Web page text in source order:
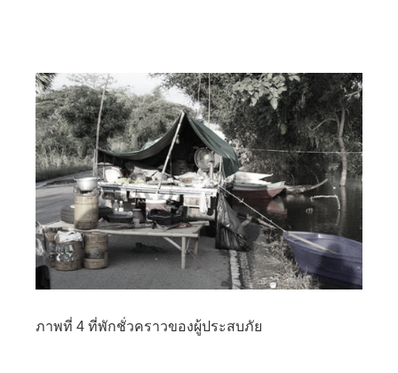
ภาพที่ 4 ที่พักชั่วคราวของผู้ประสบภัย